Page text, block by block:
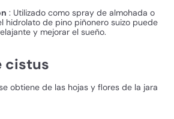
: Utilizado como spray de almohada o
hidrolato de pino piñonero suizo puede
y mejorar el sueño.
cistus
obtiene de las hojas y flores de la jara